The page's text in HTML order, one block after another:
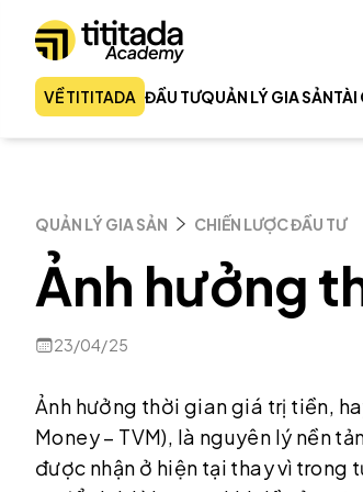
VỀ TITITADA ĐẦU TƯQUẢN LÝ GIA SẢNTÀI
QUẢN LÝ GIA SẢN CHIẾN LƯỢC ĐẦU TƯ
Ảnh hưởng
23/04/25
Ảnh hưởng thời gian giá trị tiền,
Money – TVM), là nguyên lý nền
được nhận ở hiện tại thay vì trong